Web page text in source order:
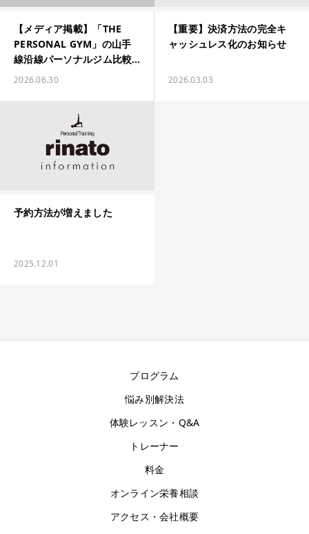
【メディア掲載】「THE
PERSONAL GYM」の山手
線沿線パーソナルジム比較
記事に掲載されました！
2026.06.30
【重要】決済方法の完全キ
ャッシュレス化のお知らせ
2026.03.03
予約方法が増えました
2025.12.01
プログラム
悩み別解決法
体験レッスン・Q&A
トレーナー
料金
オンライン栄養相談
アクセス・会社概要